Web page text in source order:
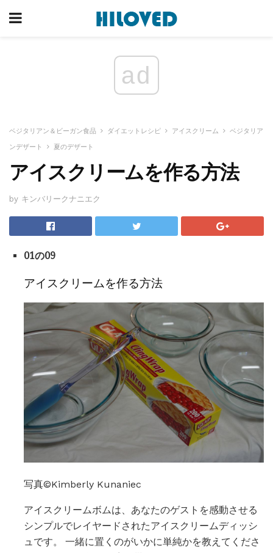
ad
ベジタリアン＆ビーガン食品 ダイエットレシピ アイスクリーム
ベジタリア
ンデザート
夏のデザート
アイスクリームを作る方法
by キンバリークナニエク
01の09
アイスクリームを作る方法
写真©Kimberly Kunaniec
アイスクリームボムは、あなたのゲストを感動させる
シンプルでレイヤードされたアイスクリームディッシ
ュです。 一緒に置くのがいかに単純かを教えてくださ